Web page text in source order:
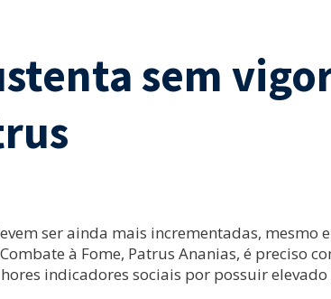
sem
ser ainda mais incrementadas, mesmo
à Fome, Patrus Ananias, é preciso
indicadores sociais por possuir